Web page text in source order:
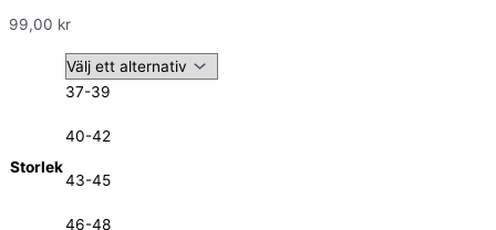
99,00 kr
Storlek
37-39
40-42
43-45
46-48